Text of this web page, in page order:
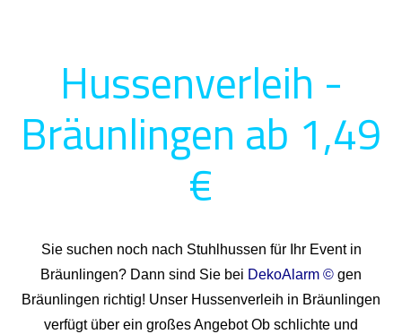
Hussenverleih -
Bräunlingen ab 1,49
€
Sie suchen noch nach Stuhlhussen für Ihr Event in
Bräunlingen? Dann sind Sie bei DekoAlarm © gen
Bräunlingen richtig! Unser Hussenverleih in Bräunlingen
verfügt über ein großes Angebot Ob schlichte und